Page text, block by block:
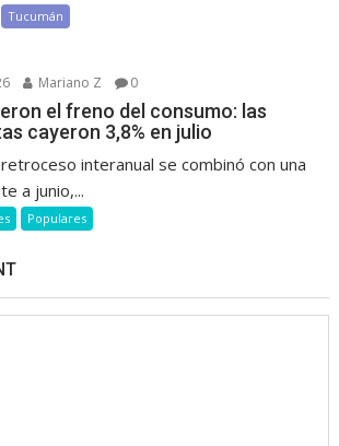
Tucumán
Mariano Z 0
el freno del consumo: las
cayeron 3,8% en julio
retroceso interanual se combinó con una
a junio,...
Populares